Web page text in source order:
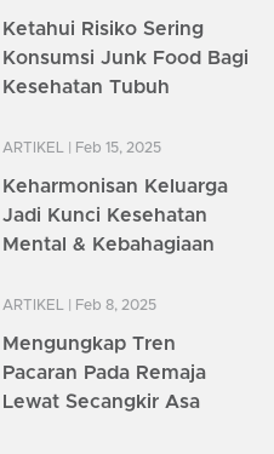
Ketahui Risiko Sering
Konsumsi Junk Food Bagi
Kesehatan Tubuh
ARTIKEL | Feb 15, 2025
Keharmonisan Keluarga
Jadi Kunci Kesehatan
Mental & Kebahagiaan
ARTIKEL | Feb 8, 2025
Mengungkap Tren
Pacaran Pada Remaja
Lewat Secangkir Asa